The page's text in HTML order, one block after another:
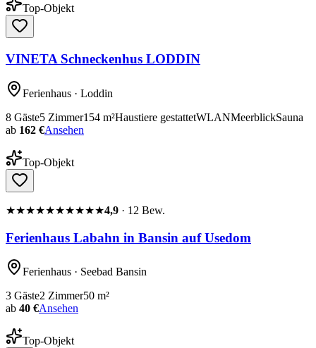
Top-Objekt
VINETA Schneckenhus LODDIN
Ferienhaus · Loddin
8 Gäste5 Zimmer154 m²Haustiere gestattetWLANMeerblickSauna
ab 162 €Ansehen
Top-Objekt
★★★★★★★★★★4,9 · 12 Bew.
Ferienhaus Labahn in Bansin auf Usedom
Ferienhaus · Seebad Bansin
3 Gäste2 Zimmer50 m²
ab 40 €Ansehen
Top-Objekt